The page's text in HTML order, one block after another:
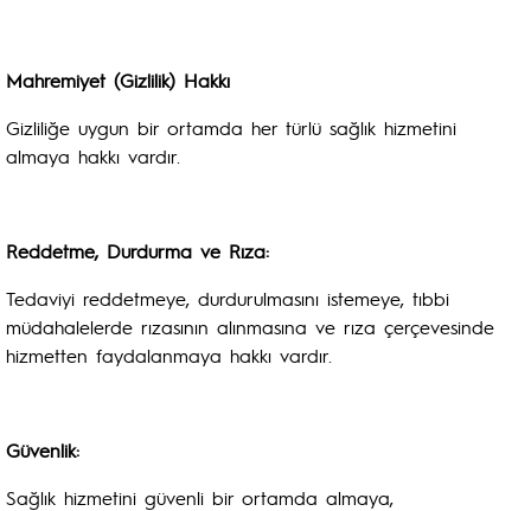
Mahremiyet (Gizlilik) Hakkı
Gizliliğe uygun bir ortamda her türlü sağlık hizmetini
almaya hakkı vardır.
Reddetme, Durdurma ve Rıza:
Tedaviyi reddetmeye, durdurulmasını istemeye, tıbbi
müdahalelerde rızasının alınmasına ve rıza çerçevesinde
hizmetten faydalanmaya hakkı vardır.
Güvenlik:
Sağlık hizmetini güvenli bir ortamda almaya,